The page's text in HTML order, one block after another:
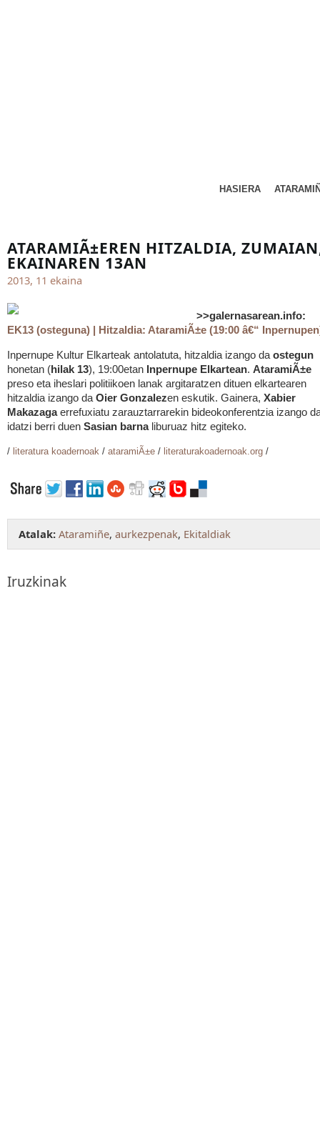
HASIERA
ATARAMIÃ±EREN HITZALDIA,
EKAINAREN 13AN
2013, 11 ekaina
>>galernasarean.info:
EK13 (osteguna) | Hitzaldia: AtaramiÃ±e (19:00 â€“
Inpernupe Kultur Elkarteak antolatuta, hitzaldia izango da ostegun
honetan (hilak 13), 19:00etan Inpernupe Elkartean. AtaramiÃ±e
preso eta iheslari politiikoen lanak argitaratzen dituen elkartearen
hitzaldia izango da Oier Gonzalezen eskutik. Gainera, Xabier
Makazagaerrefuxiatu zarauztarrarekin bideokonferentzia izango
idatzi berri duen Sasian barnaliburuaz hitz egiteko.
/ literatura koadernoak / ataramiÃ±e / literaturakoadernoak.org /
Atalak: Ataramiñe, aurkezpenak, Ekitaldiak
Iruzkinak